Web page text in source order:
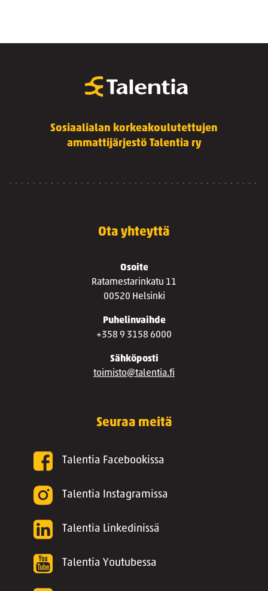
Sosiaalialan korkeakoulutettujen
ammattijärjestö Talentia ry
Ota yhteyttä
Osoite
Ratamestarinkatu 11
00520 Helsinki
Puhelinvaihde
+358 9 3158 6000
Sähköposti
toimisto@talentia.fi
Seuraa meitä
Talentia Facebookissa
Talentia Instagramissa
Talentia Linkedinissä
Talentia Youtubessa